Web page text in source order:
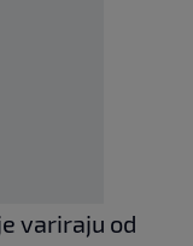
variraju od